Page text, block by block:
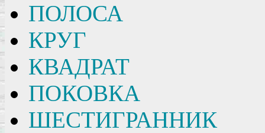
ПОЛОСА
КРУГ
КВАДРАТ
ПОКОВКА
ШЕСТИГРАННИК